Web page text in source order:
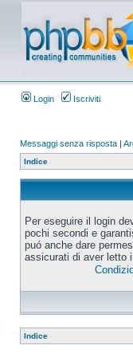
Login Iscriviti
Messaggi senza risposta |
Indice
Per eseguire il login
pochi secondi e
puó anche dare
assicurati di aver letto
Indice